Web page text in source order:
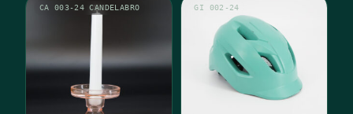
CA 003-24 CANDELABRO GI 002-24